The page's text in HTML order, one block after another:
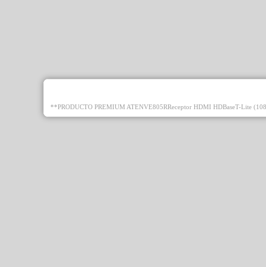
**PRODUCTO PREMIUM ATENVE805RReceptor HDMI HDBaseT-Lite